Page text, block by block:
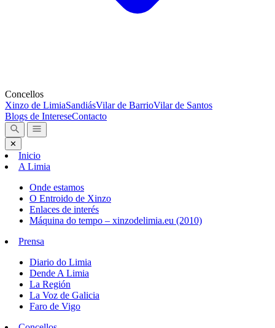
Concellos
Xinzo de LimiaSandiásVilar de BarrioVilar de Santos
Blogs de IntereseContacto
✕
Inicio
A Limia
Onde estamos
O Entroido de Xinzo
Enlaces de interés
Máquina do tempo – xinzodelimia.eu (2010)
Prensa
Diario do Limia
Dende A Limia
La Región
La Voz de Galicia
Faro de Vigo